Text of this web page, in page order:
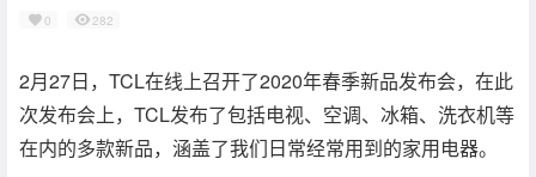
0 282
2月27日，TCL在线上召开了2020年春季新品发布会，在此
次发布会上，TCL发布了包括电视、空调、冰箱、洗衣机等
在内的多款新品，涵盖了我们日常经常用到的家用电器。